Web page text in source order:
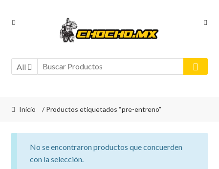
Ir
Ir
All
Inicio / Productos etiquetados “pre-entreno”
No se encontraron productos que concuerden
con la selección.